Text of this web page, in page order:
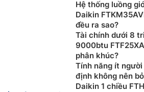
Hệ thống luồng
Daikin
đều ra sao?
Tài chính dưới 8
9000btu
phân khúc?
Tính năng ít
định không nên
Daikin 1 chiều